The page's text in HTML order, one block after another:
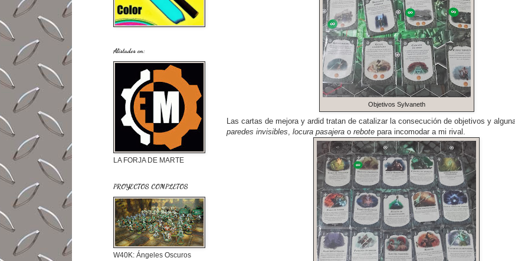
Objetivos Sylvaneth
Las cartas de mejora y ardid tratan de catalizar la consecución de objetivos y
paredes invisibles locura pasajera o rebote para incomodar a mi rival.
Alistados en:
LA FORJA DE MARTE
PROYECTOS COMPLETOS
W40K: Ángeles Oscuros